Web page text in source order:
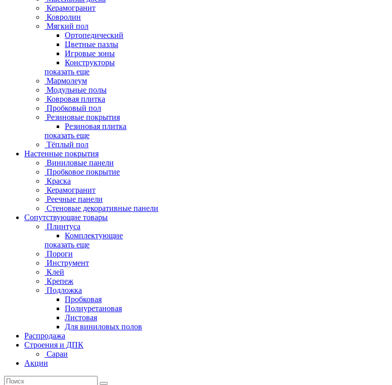
Керамогранит
Ковролин
Мягкий пол
Ортопедический
Цветные пазлы
Игровые зоны
Конструкторы
показать еще
Мармолеум
Модульные полы
Ковровая плитка
Пробковый пол
Резиновые покрытия
Резиновая плитка
показать еще
Тёплый пол
Настенные покрытия
Виниловые панели
Пробковое покрытие
Краска
Керамогранит
Реечные панели
Стеновые декоративные панели
Сопутствующие товары
Плинтуса
Комплектующие
показать еще
Пороги
Инструмент
Клей
Крепеж
Подложка
Пробковая
Полиуретановая
Листовая
Для виниловых полов
Распродажа
Строения и ДПК
Сараи
Акции